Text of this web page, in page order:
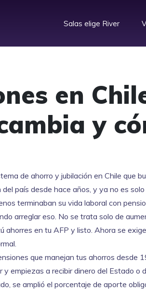
Salas elige River
en
y
de ahorro y jubilación en Chile que
del país desde hace años, y ya no es
terminaban su vida laboral con
arreglar eso. No se trata solo de
ahorres en tu AFP y listo. Ahora se
que manejan tus ahorros desde
empiezas a recibir dinero del Estado o
se amplió el porcentaje de aporte